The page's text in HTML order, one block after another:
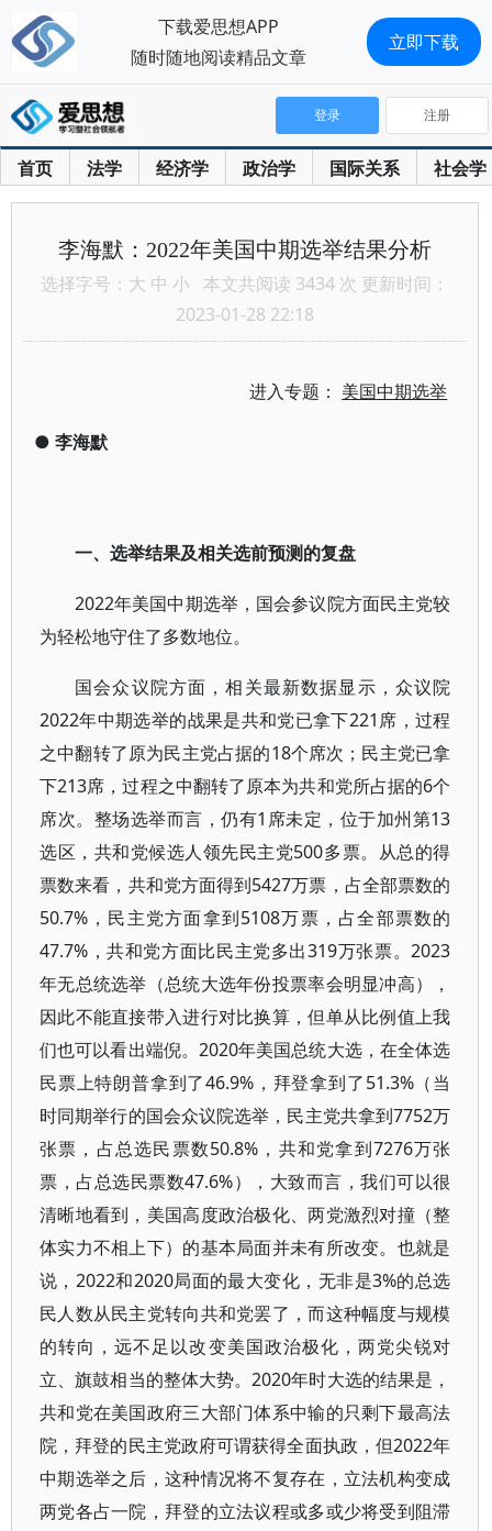
首页 法学 经济学 政治学 国际关系 社会学
登录 注册
李海默：2022年美国中期选举结果分析
选择字号： 大 中 小 本文共阅读 3434 次 更新时间：
2023-01-28 22:18
进入专题： 美国中期选举
● 李海默
一、选举结果及相关选前预测的复盘
2022年美国中期选举，国会参议院方面民主党较
为轻松地守住了多数地位。
国会众议院方面，相关最新数据显示，众议院
2022年中期选举的战果是共和党已拿下221席，过程
之中翻转了原为民主党占据的18个席次；民主党已拿
下213席，过程之中翻转了原本为共和党所占据的6个
席次。整场选举而言，仍有1席未定，位于加州第13
选区，共和党候选人领先民主党500多票。从总的得
票数来看，共和党方面得到5427万票，占全部票数的
50.7%，民主党方面拿到5108万票，占全部票数的
47.7%，共和党方面比民主党多出319万张票。2023
年无总统选举（总统大选年份投票率会明显冲高），
因此不能直接带入进行对比换算，但单从比例值上我
们也可以看出端倪。2020年美国总统大选，在全体选
民票上特朗普拿到了46.9%，拜登拿到了51.3%（当
时同期举行的国会众议院选举，民主党共拿到7752万
张票，占总选民票数50.8%，共和党拿到7276万张
票，占总选民票数47.6%），大致而言，我们可以很
清晰地看到，美国高度政治极化、两党激烈对撞（整
体实力不相上下）的基本局面并未有所改变。也就是
说，2022和2020局面的最大变化，无非是3%的总选
民人数从民主党转向共和党罢了，而这种幅度与规模
的转向，远不足以改变美国政治极化，两党尖锐对
立、旗鼓相当的整体大势。2020年时大选的结果是，
共和党在美国政府三大部门体系中输的只剩下最高法
院，拜登的民主党政府可谓获得全面执政，但2022年
中期选举之后，这种情况将不复存在，立法机构变成
两党各占一院，拜登的立法议程或多或少将受到阻滞
下载爱思想APP
随时随地阅读精品文章
立即下载